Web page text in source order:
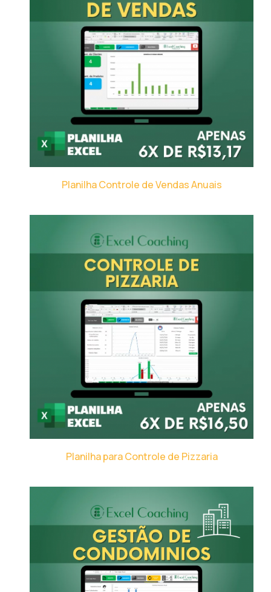
Planilha Controle de Vendas Anuais
Planilha para Controle de Pizzaria